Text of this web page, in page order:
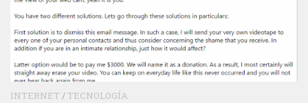
INTERNET / TECNOLOGÍA